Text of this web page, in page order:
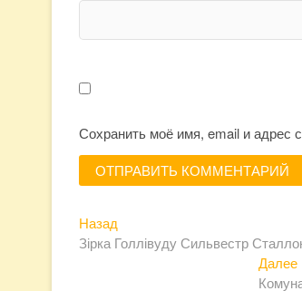
Сохранить моё имя, email и адрес
Навигация
по
Назад
запись:
Зірка Голлівуду Сильвестр
Далее